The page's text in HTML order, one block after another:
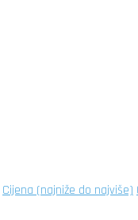
Cijena (najniže do najviše)